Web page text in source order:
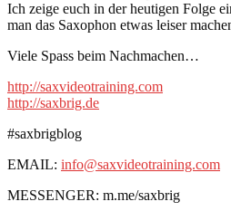
Ich zeige euch in der heutigen Folge
man das Saxophon etwas leiser
Viele Spass beim Nachmachen…
http://saxvideotraining.com
http://saxbrig.de
#saxbrigblog
EMAIL: info@saxvideotraining.com
MESSENGER: m.me/saxbrig